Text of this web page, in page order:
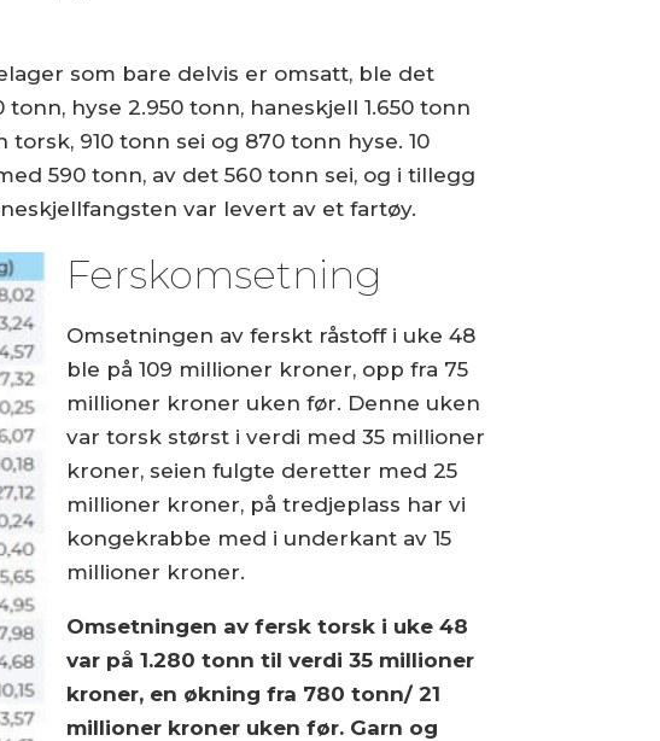
som bare delvis er omsatt, ble det
hyse 2.950 tonn, haneskjell 1.650 tonn
910 tonn sei og 870 tonn hyse. 10
590 tonn, av det 560 tonn sei, og i tillegg
var levert av et fartøy.
Ferskomsetning
Omsetningen av ferskt råstoff i uke 48
ble på 109 millioner kroner, opp fra 75
millioner kroner uken før. Denne uken
var torsk størst i verdi med 35 millioner
kroner, seien fulgte deretter med 25
millioner kroner, på tredjeplass har vi
kongekrabbe med i underkant av 15
millioner kroner.
Omsetningen av fersk torsk i uke 48
var på 1.280 tonn til verdi 35 millioner
kroner, en økning fra 780 tonn/ 21
millioner kroner uken før. Garn og